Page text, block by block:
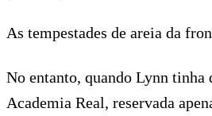
As tempestades de areia da
No entanto, quando Lynn
Academia Real, reservada